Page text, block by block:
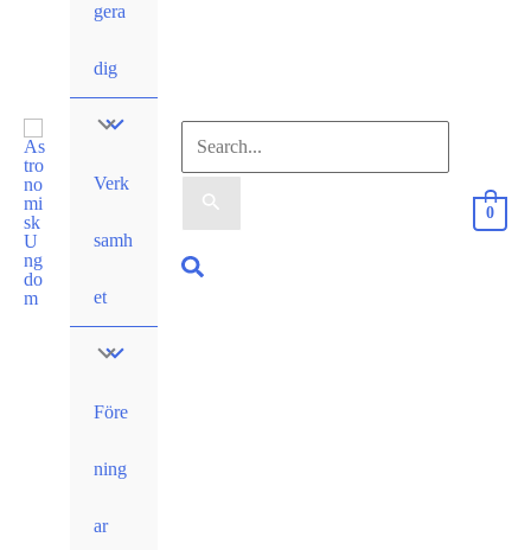
gera
dig
Verk
samh
et
Före
ning
ar
Sök
efter:
Sök
0